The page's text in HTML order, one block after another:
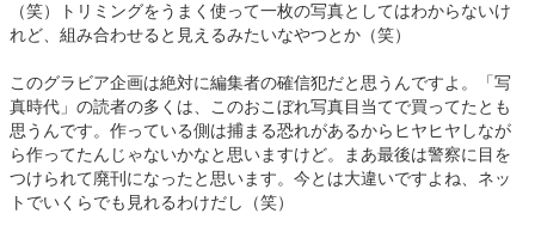
（笑）トリミングをうまく使って一枚の写真としてはわからないけ
れど、組み合わせると見えるみたいなやつとか（笑）
このグラビア企画は絶対に編集者の確信犯だと思うんですよ。「写
真時代」の読者の多くは、このおこぼれ写真目当てで買ってたとも
思うんです。作っている側は捕まる恐れがあるからヒヤヒヤしなが
ら作ってたんじゃないかなと思いますけど。まあ最後は警察に目を
つけられて廃刊になったと思います。今とは大違いですよね、ネッ
トでいくらでも見れるわけだし（笑）